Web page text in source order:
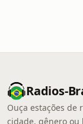
Radios-
Ouça estações de
cidade, gênero